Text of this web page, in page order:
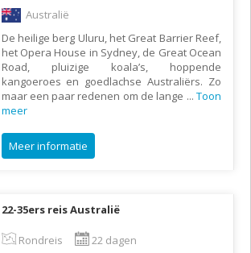
Australië
De heilige berg Uluru, het Great Barrier Reef,
het Opera House in Sydney, de Great Ocean
Road, pluizige koala’s, hoppende
kangoeroes en goedlachse Australiërs. Zo
maar een paar redenen om de lange ... Toon
meer
Meer informatie
22-35ers reis Australië
Rondreis
22 dagen